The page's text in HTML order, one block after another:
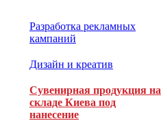
Разработка рекламных
кампаний
Дизайн и креатив
Сувенирная продукция на
складе Киева под
нанесение